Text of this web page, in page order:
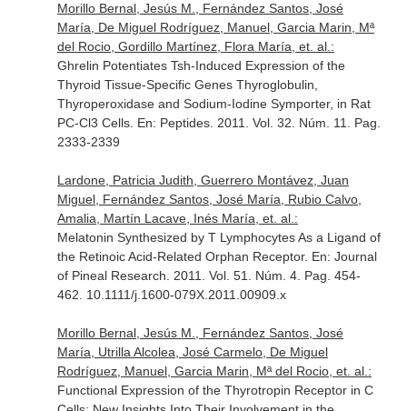
Morillo Bernal, Jesús M., Fernández Santos, José
María, De Miguel Rodríguez, Manuel, Garcia Marin, Mª
del Rocio, Gordillo Martínez, Flora María, et. al.:
Ghrelin Potentiates Tsh-Induced Expression of the
Thyroid Tissue-Specific Genes Thyroglobulin,
Thyroperoxidase and Sodium-Iodine Symporter, in Rat
PC-Cl3 Cells. En: Peptides. 2011. Vol. 32. Núm. 11. Pag.
2333-2339
Lardone, Patricia Judith, Guerrero Montávez, Juan
Miguel, Fernández Santos, José María, Rubio Calvo,
Amalia, Martín Lacave, Inés María, et. al.:
Melatonin Synthesized by T Lymphocytes As a Ligand of
the Retinoic Acid-Related Orphan Receptor. En: Journal
of Pineal Research . 2011. Vol. 51. Núm. 4. Pag. 454-
462. 10.1111/j.1600-079X.2011.00909.x
Morillo Bernal, Jesús M., Fernández Santos, José
María, Utrilla Alcolea, José Carmelo, De Miguel
Rodríguez, Manuel, Garcia Marin, Mª del Rocio, et. al.:
Functional Expression of the Thyrotropin Receptor in C